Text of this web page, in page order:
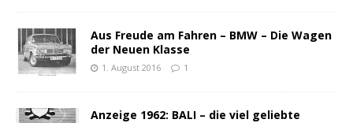
Aus Freude am Fahren – BMW – Die Wagen
der Neuen Klasse
1. August 2016 1
Anzeige 1962: BALI – die viel geliebte